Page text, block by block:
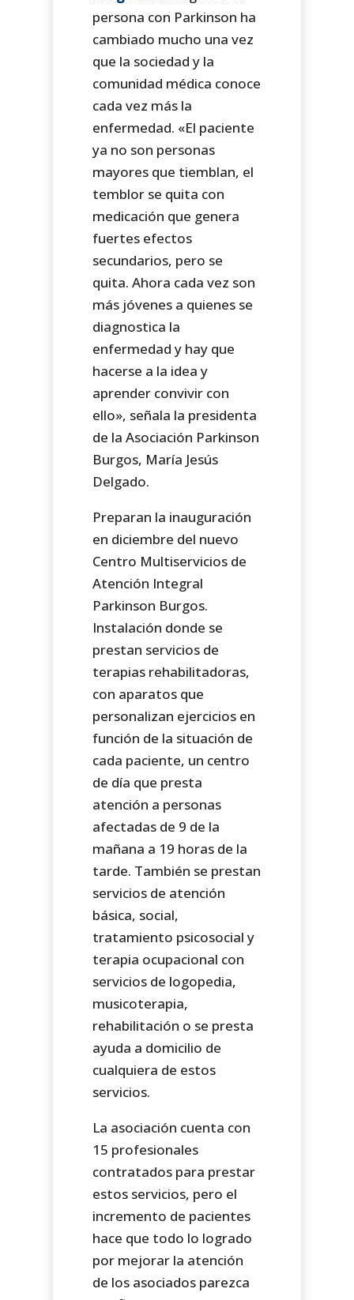
persona con Parkinson ha
cambiado mucho una vez
que la sociedad y la
comunidad médica conoce
cada vez más la
enfermedad. «El paciente
ya no son personas
mayores que tiemblan, el
temblor se quita con
medicación que genera
fuertes efectos
secundarios, pero se
quita. Ahora cada vez son
más jóvenes a quienes se
diagnostica la
enfermedad y hay que
hacerse a la idea y
aprender convivir con
ello», señala la presidenta
de la Asociación Parkinson
Burgos, María Jesús
Delgado.
Preparan la inauguración
en diciembre del nuevo
Centro Multiservicios de
Atención Integral
Parkinson Burgos.
Instalación donde se
prestan servicios de
terapias rehabilitadoras,
con aparatos que
personalizan ejercicios en
función de la situación de
cada paciente, un centro
de día que presta
atención a personas
afectadas de 9 de la
mañana a 19 horas de la
tarde. También se prestan
servicios de atención
básica, social,
tratamiento psicosocial y
terapia ocupacional con
servicios de logopedia,
musicoterapia,
rehabilitación o se presta
ayuda a domicilio de
cualquiera de estos
servicios.
La asociación cuenta con
15 profesionales
contratados para prestar
estos servicios, pero el
incremento de pacientes
hace que todo lo logrado
por mejorar la atención
de los asociados parezca